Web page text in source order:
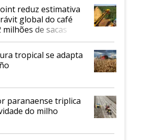
reduz estimativa
global do café
milhões de sacas
tropical se adapta
paranaense triplica
do milho